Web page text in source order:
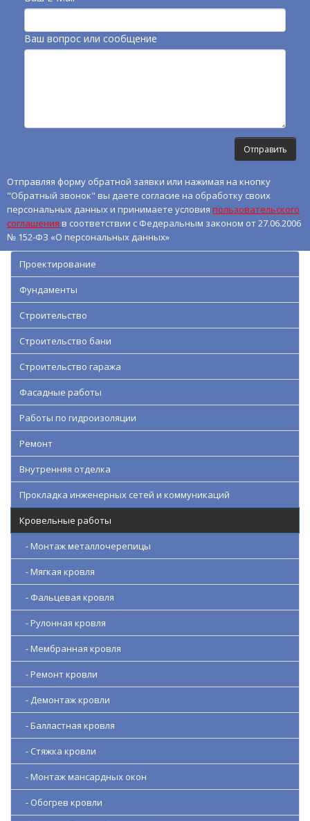
Ваш вопрос или сообщение
Отправляя форму обратной заявки или нажимая на кнопку
"Обратный звонок" вы даете согласие на обработку своих
персональных данных и принимаете условия пользовательского
соглашения в соответствии с Федеральным законом от 27.06.2006
№ 152-ФЗ «О персональных данных»
Проектирование
Фундаменты
Строительство
Строительство бани
Строительство гаража
Фасадные работы
Работы по гидроизоляции
Ремонт
Внутренняя отделка
Прокладка инженерных сетей и коммуникаций
Кровельные работы
- Монтаж металлочерепицы
- Мягкая кровля
- Фальцевая кровля
- Рулонная кровля
- Мембранная кровля
- Ремонт кровли
- Демонтаж кровли
- Балластная кровля
- Стяжка кровли
- Монтаж мансардных окон
- Обогрев кровли